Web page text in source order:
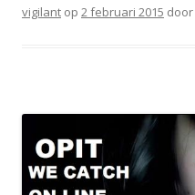
vigilant op 2 februari 2015 door